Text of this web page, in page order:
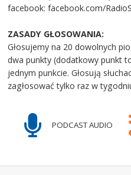
facebook: facebook.com/
ZASADY GŁOSOWANIA:
Głosujemy na 20 dowolnych
dwa punkty (dodatkowy punkt
jednym punkcie. Głosują
zagłosować tylko raz w
PODCAST AUDIO